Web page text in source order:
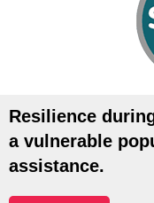
Resilience
a vulnerable
assistance.